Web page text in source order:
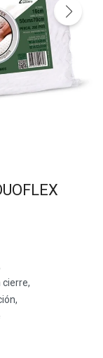
cierre,